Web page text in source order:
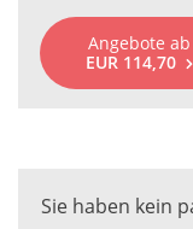
Angebote ab
EUR 114,70
Sie haben kein